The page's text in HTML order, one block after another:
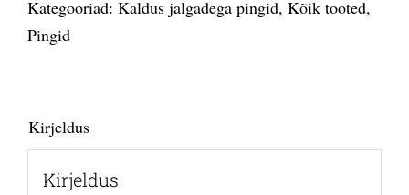
Kategooriad: Kaldus jalgadega pingid, Kõik tooted,
Pingid
Kirjeldus
Kirjeldus